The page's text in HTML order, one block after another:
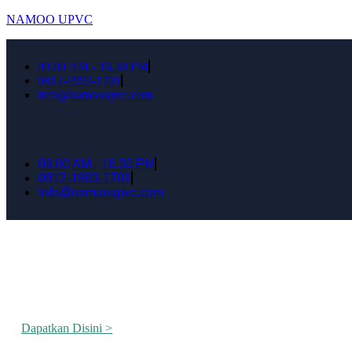
NAMOO UPVC
09.00 AM - 16.30 PM
0812-1993-1701
Info@namooupvc.com
09.00 AM - 16.30 PM
0812-1993-1701
Info@namooupvc.com
Dapatkan Disini >